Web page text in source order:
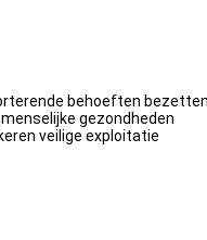
behoeften bezetten
gezondheden
veilige exploitatie